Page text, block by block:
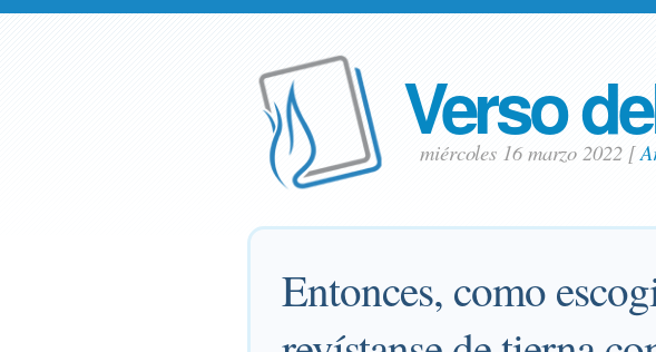
Verso
miércoles 16 marzo 2022 [
Entonces, como